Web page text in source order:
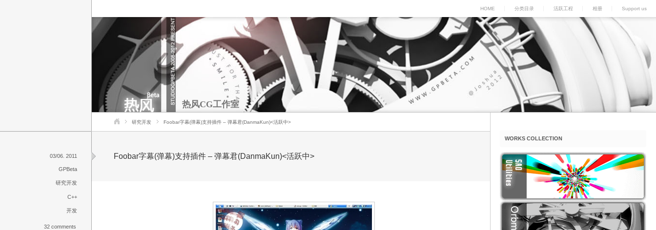
HOME 分类目录 活跃工程 相册 Support us
热风CG工作室
研究开发 Foobar字幕(弹幕)支持插件 – 弹幕君(DanmaKun)<活跃中>
Foobar字幕(弹幕)支持插件 – 弹幕君(DanmaKun)<活跃中>
03/06. 2011
GPBeta
研究开发
C++
开发
32 comments
WORKS COLLECTION